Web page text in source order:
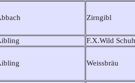
Zirngibl
F.X.Wild
Weissbräu